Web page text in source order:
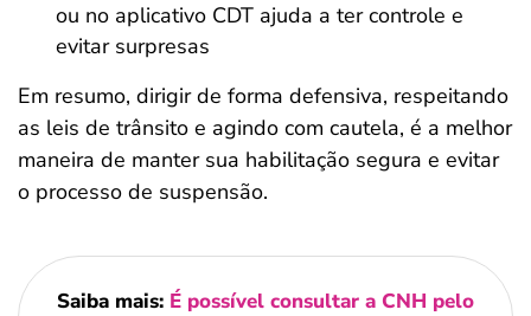
ou no aplicativo CDT ajuda a ter controle e
evitar surpresas
Em resumo, dirigir de forma defensiva, respeitando
as leis de trânsito e agindo com cautela, é a melhor
maneira de manter sua habilitação segura e evitar
o processo de suspensão.
Saiba mais: É possível consultar a CNH pelo